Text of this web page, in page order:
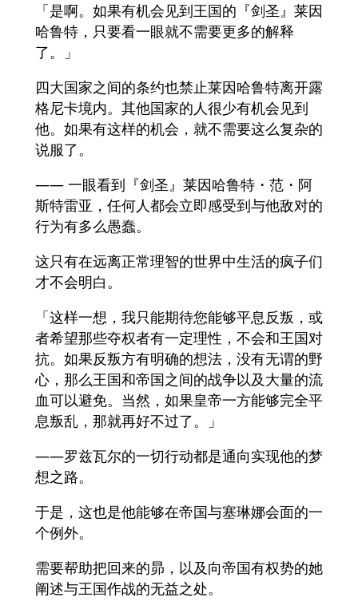
「是啊。如果有机会见到王国的『剑圣』莱因
哈鲁特，只要看一眼就不需要更多的解释
了。」
四大国家之间的条约也禁止莱因哈鲁特离开露
格尼卡境内。其他国家的人很少有机会见到
他。如果有这样的机会，就不需要这么复杂的
说服了。
―― 一眼看到『剑圣』莱因哈鲁特・范・阿
斯特雷亚，任何人都会立即感受到与他敌对的
行为有多么愚蠢。
这只有在远离正常理智的世界中生活的疯子们
才不会明白。
「这样一想，我只能期待您能够平息反叛，或
者希望那些夺权者有一定理性，不会和王国对
抗。如果反叛方有明确的想法，没有无谓的野
心，那么王国和帝国之间的战争以及大量的流
血可以避免。当然，如果皇帝一方能够完全平
息叛乱，那就再好不过了。」
——罗兹瓦尔的一切行动都是通向实现他的梦
想之路。
于是，这也是他能够在帝国与塞琳娜会面的一
个例外。
需要帮助把回来的昴，以及向帝国有权势的她
阐述与王国作战的无益之处。